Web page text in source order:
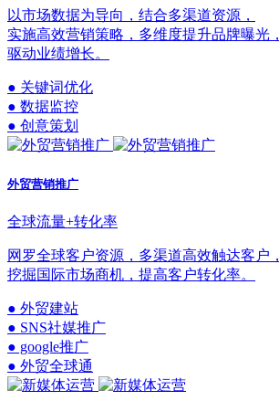
以市场数据为导向，结合多渠道资源，
实施高效营销策略，多维度提升品牌曝光，
驱动业绩增长。
● 关键词优化
● 数据监控
● 创意策划
外贸营销推广
全球流量+转化率
网罗全球客户资源，多渠道高效触达客户，
挖掘国际市场商机，提高客户转化率。
● 外贸建站
● SNS社媒推广
● google推广
● 外贸全球通